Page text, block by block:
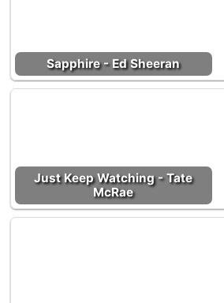
Sapphire - Ed Sheeran
Just Keep Watching - Tate
McRae